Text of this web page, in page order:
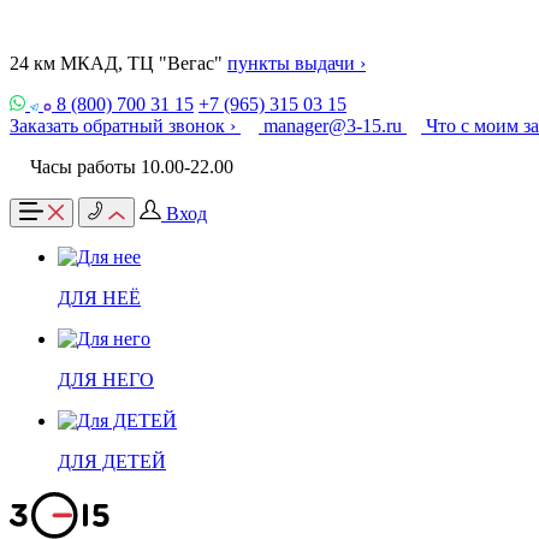
24 км МКАД, ТЦ "Вегас" пункты выдачи ›
8 (800) 700 31 15 +7 (965) 315 03 15
Заказать обратный звонок ›
manager@3-15.ru
Что с моим
Часы работы 10.00-22.00
Вход
ДЛЯ НЕЁ
ДЛЯ НЕГО
ДЛЯ ДЕТЕЙ